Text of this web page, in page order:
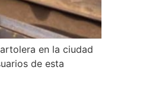
en la ciudad
de esta